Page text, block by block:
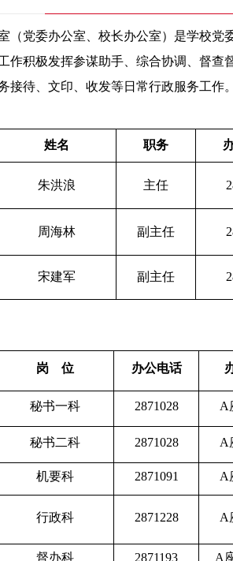
（党委办公室、校长办公室）是学校
作积极发挥参谋助手、综合协调、督查
接待、文印、收发等日常行政服务工作。
姓名 职务
朱洪浪 主任
周海林 副主任
宋建军 副主任
岗 位 办公电话
秘书一科 2871028 A
秘书二科 2871028 A
机要科 2871091 A
行政科 2871228 A
督办科 2871193 A